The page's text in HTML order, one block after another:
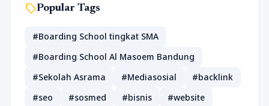
sellPopular Tags
#Boarding School tingkat SMA
#Boarding School Al Masoem Bandung
#Sekolah Asrama
#Mediasosial
#backlink
#seo
#sosmed #bisnis
#website